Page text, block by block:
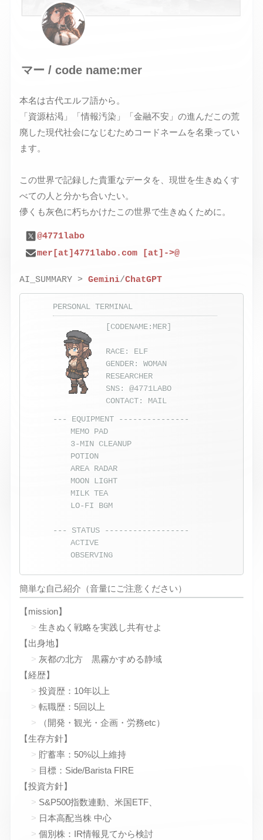
マー / code name:mer
本名は古代エルフ語から。
「資源枯渇」「情報汚染」「金融不安」の進んだこの荒
廃した現代社会になじむためコードネームを名乗ってい
ます。
この世界で記録した貴重なデータを、現世を生きぬくす
べての人と分かち合いたい。
儚くも灰色に朽ちかけたこの世界で生きぬくために。
@4771labo
mer[at]4771labo.com [at]->@
AI_SUMMARY > Gemini/ChatGPT
PERSONAL TERMINAL
[CODENAME:MER]
RACE: ELF
GENDER: WOMAN
RESEARCHER
SNS: @4771LABO
CONTACT: MAIL
--- EQUIPMENT ---------------
MEMO PAD
3-MIN CLEANUP
POTION
AREA RADAR
MOON LIGHT
MILK TEA
LO-FI BGM
--- STATUS ------------------
ACTIVE
OBSERVING
簡単な自己紹介（音量にご注意ください）
【mission】
生きぬく戦略を実践し共有せよ
【出身地】
灰都の北方 黒霧かすめる静域
【経歴】
投資歴：10年以上
転職歴：5回以上
（開発・観光・企画・労務etc）
【生存方針】
貯蓄率：50%以上維持
目標：Side/Barista FIRE
【投資方針】
S&P500指数連動、米国ETF、
日本高配当株 中心
個別株：IR情報見てから検討